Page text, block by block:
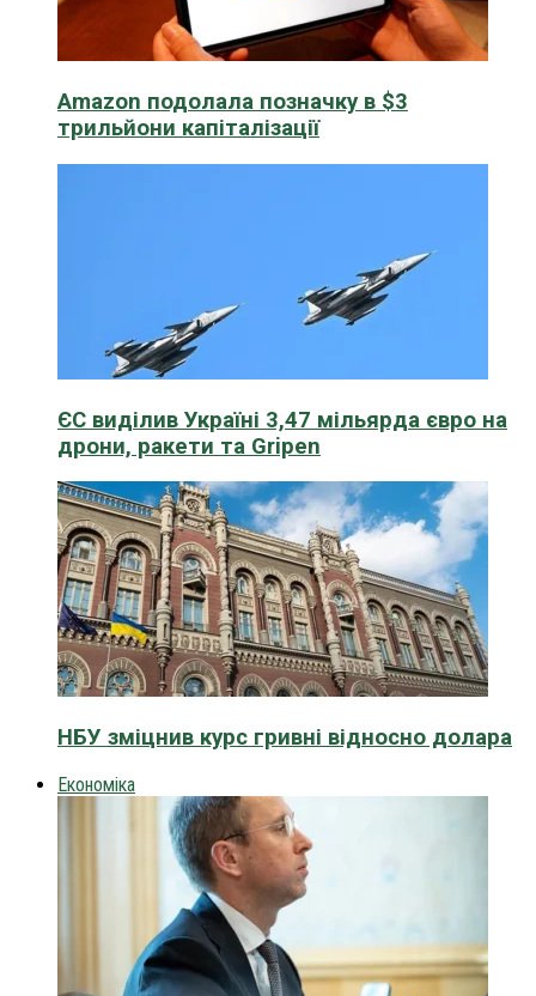
Amazon подолала позначку в $3
трильйони капіталізації
ЄС виділив Україні 3,47 мільярда євро на
дрони, ракети та Gripen
НБУ зміцнив курс гривні відносно долара
Економіка